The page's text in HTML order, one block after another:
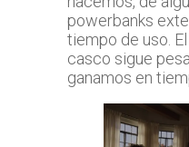
powerbanks
tiempo de uso.
casco sigue
ganamos en